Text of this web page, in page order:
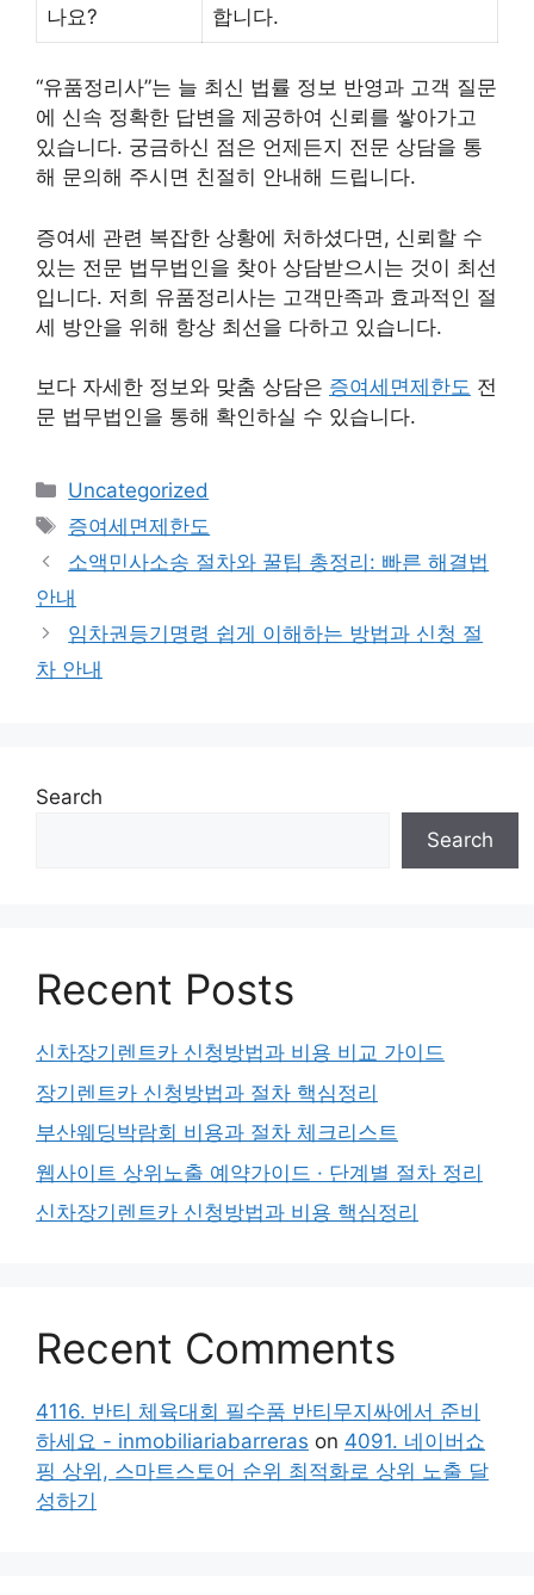
나요?
합니다.
“유품정리사”는 늘 최신 법률 정보 반영과 고객 질문
에 신속 정확한 답변을 제공하여 신뢰를 쌓아가고
있습니다. 궁금하신 점은 언제든지 전문 상담을 통
해 문의해 주시면 친절히 안내해 드립니다.
증여세 관련 복잡한 상황에 처하셨다면, 신뢰할 수
있는 전문 법무법인을 찾아 상담받으시는 것이 최선
입니다. 저희 유품정리사는 고객만족과 효과적인 절
세 방안을 위해 항상 최선을 다하고 있습니다.
보다 자세한 정보와 맞춤 상담은 증여세면제한도 전
문 법무법인을 통해 확인하실 수 있습니다.
Categories
Uncategorized
Tags
증여세면제한도
소액민사소송 절차와 꿀팁 총정리: 빠른 해결법
안내
임차권등기명령 쉽게 이해하는 방법과 신청 절
차 안내
Search
Search
Recent Posts
신차장기렌트카 신청방법과 비용 비교 가이드
장기렌트카 신청방법과 절차 핵심정리
부산웨딩박람회 비용과 절차 체크리스트
웹사이트 상위노출 예약가이드 · 단계별 절차 정리
신차장기렌트카 신청방법과 비용 핵심정리
Recent Comments
4116. 반티 체육대회 필수품 반티무지싸에서 준비
하세요 - inmobiliariabarreras on 4091. 네이버쇼
핑 상위, 스마트스토어 순위 최적화로 상위 노출 달
성하기